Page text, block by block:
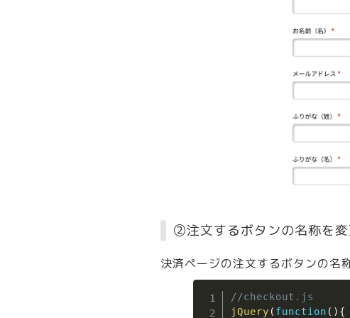
②注文するボタンの名称を変
決済ページの注文するボタンの名
//checkout.js
jQuery ( function ( ) {